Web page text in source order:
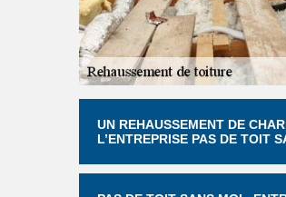
UN REHAUSSEMENT DE
L’ENTREPRISE PAS DE TOIT